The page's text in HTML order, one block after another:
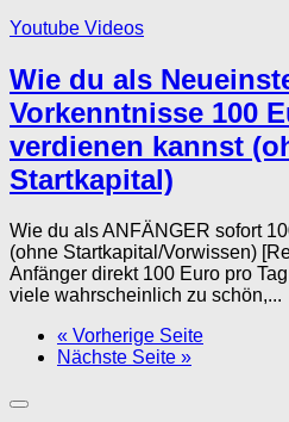
Youtube Videos
Wie du als
Vorkenntnisse 100
verdienen kannst
Startkapital)
Wie du als ANFÄNGER sofort
(ohne Startkapital/Vorwissen)
Anfänger direkt 100 Euro pro
viele wahrscheinlich zu schön,...
« Vorherige Seite
Nächste Seite »